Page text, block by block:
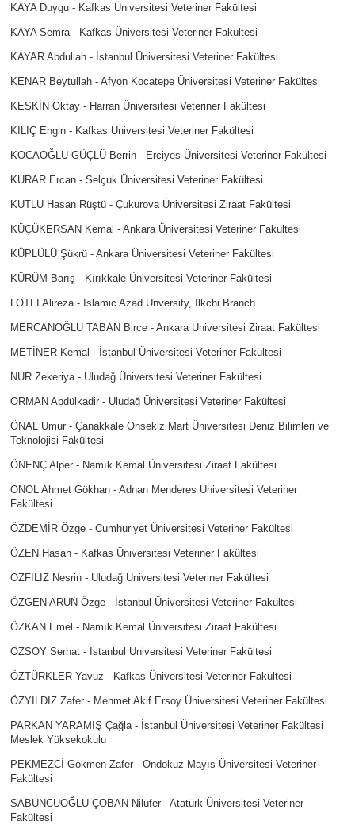
KAYA Duygu - Kafkas Üniversitesi Veteriner Fakültesi
KAYA Semra - Kafkas Üniversitesi Veteriner Fakültesi
KAYAR Abdullah - İstanbul Üniversitesi Veteriner Fakültesi
KENAR Beytullah - Afyon Kocatepe Üniversitesi Veteriner Fakültesi
KESKİN Oktay - Harran Üniversitesi Veteriner Fakültesi
KILIÇ Engin - Kafkas Üniversitesi Veteriner Fakültesi
KOCAOĞLU GÜÇLÜ Berrin - Erciyes Üniversitesi Veteriner Fakültesi
KURAR Ercan - Selçuk Üniversitesi Veteriner Fakültesi
KUTLU Hasan Rüştü - Çukurova Üniversitesi Ziraat Fakültesi
KÜÇÜKERSAN Kemal - Ankara Üniversitesi Veteriner Fakültesi
KÜPLÜLÜ Şükrü - Ankara Üniversitesi Veteriner Fakültesi
KÜRÜM Barış - Kırıkkale Üniversitesi Veteriner Fakültesi
LOTFI Alireza - Islamic Azad Unversity, Ilkchi Branch
MERCANOĞLU TABAN Birce - Ankara Üniversitesi Ziraat Fakültesi
METİNER Kemal - İstanbul Üniversitesi Veteriner Fakültesi
NUR Zekeriya - Uludağ Üniversitesi Veteriner Fakültesi
ORMAN Abdülkadir - Uludağ Üniversitesi Veteriner Fakültesi
ÖNAL Umur - Çanakkale Onsekiz Mart Üniversitesi Deniz Bilimleri ve
Teknolojisi Fakültesi
ÖNENÇ Alper - Namık Kemal Üniversitesi Ziraat Fakültesi
ÖNOL Ahmet Gökhan - Adnan Menderes Üniversitesi Veteriner
Fakültesi
ÖZDEMİR Özge - Cumhuriyet Üniversitesi Veteriner Fakültesi
ÖZEN Hasan - Kafkas Üniversitesi Veteriner Fakültesi
ÖZFİLİZ Nesrin - Uludağ Üniversitesi Veteriner Fakültesi
ÖZGEN ARUN Özge - İstanbul Üniversitesi Veteriner Fakültesi
ÖZKAN Emel - Namık Kemal Üniversitesi Ziraat Fakültesi
ÖZSOY Serhat - İstanbul Üniversitesi Veteriner Fakültesi
ÖZTÜRKLER Yavuz - Kafkas Üniversitesi Veteriner Fakültesi
ÖZYILDIZ Zafer - Mehmet Akif Ersoy Üniversitesi Veteriner Fakültesi
PARKAN YARAMIŞ Çağla - İstanbul Üniversitesi Veteriner Fakültesi
Meslek Yüksekokulu
PEKMEZCİ Gökmen Zafer - Ondokuz Mayıs Üniversitesi Veteriner
Fakültesi
SABUNCUOĞLU ÇOBAN Nilüfer - Atatürk Üniversitesi Veteriner
Fakültesi